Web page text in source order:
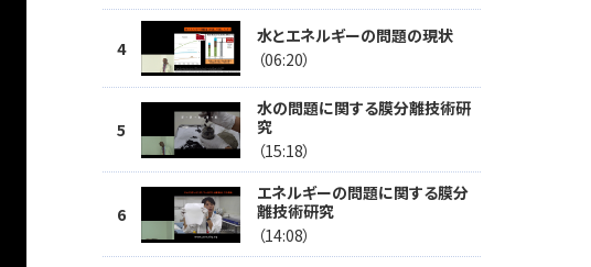
水とエネルギーの問題の現状
（06:20）
水の問題に関する膜分離技術研
究
（15:18）
エネルギーの問題に関する膜分
離技術研究
（14:08）